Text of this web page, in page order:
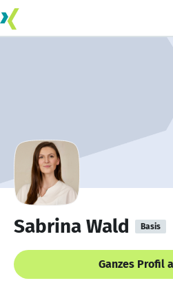
Sabrina Wald Basis
Ganzes Profil